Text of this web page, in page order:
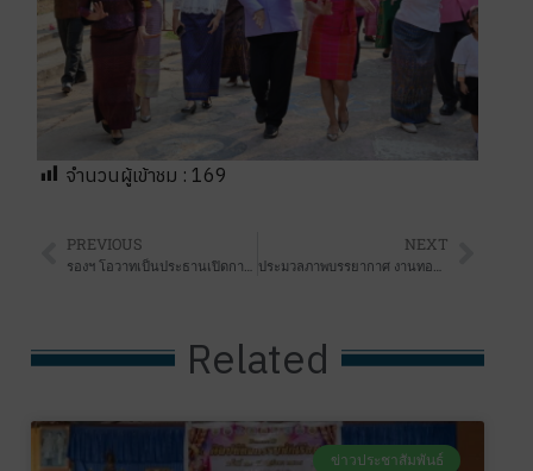
จำนวนผู้เข้าชม : 169
PREVIOUS NEXT
Related
ข่าวประชาสัมพันธ์